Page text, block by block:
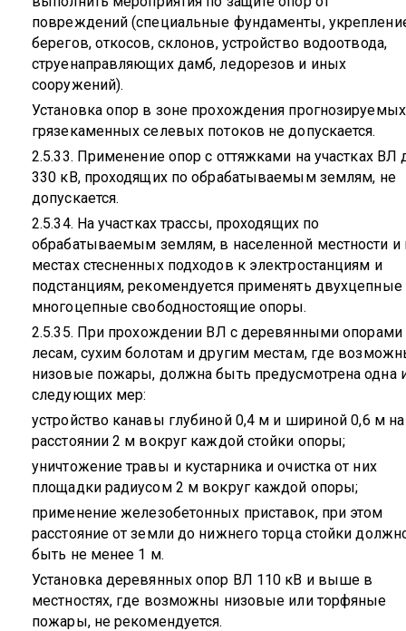
повреждений (специальные фундаменты,
берегов, откосов, склонов, устройство водоотвода,
струенаправляющих дамб, ледорезов и иных
сооружений).
Установка опор в зоне прохождения прогнозируемых
грязекаменных селевых потоков не допускается.
2.5.33. Применение опор с оттяжками на участках ВЛ
330 кВ, проходящих по обрабатываемым землям, не
допускается.
2.5.34. На участках трассы, проходящих по
обрабатываемым землям, в населенной местности и
местах стесненных подходов к электростанциям и
подстанциям, рекомендуется применять двухцепные
многоцепные свободностоящие опоры.
2.5.35. При прохождении ВЛ с деревянными опорами
лесам, сухим болотам и другим местам, где
низовые пожары, должна быть предусмотрена одна
следующих мер:
устройство канавы глубиной 0,4 м и шириной 0,6 м на
расстоянии 2 м вокруг каждой стойки опоры;
уничтожение травы и кустарника и очистка от них
площадки радиусом 2 м вокруг каждой опоры;
применение железобетонных приставок, при этом
расстояние от земли до нижнего торца стойки
быть не менее 1 м.
Установка деревянных опор ВЛ 110 кВ и выше в
местностях, где возможны низовые или торфяные
пожары, не рекомендуется.